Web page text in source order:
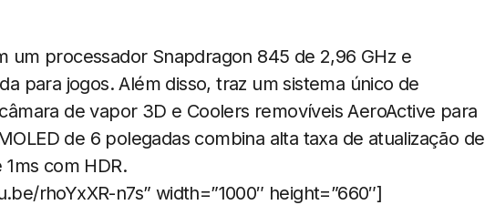
um processador Snapdragon 845 de 2,96 GHz e
para jogos. Além disso, traz um sistema único de
de vapor 3D e Coolers removíveis AeroActive para
de 6 polegadas combina alta taxa de atualização de
com HDR.
rhoYxXR-n7s” width=”1000″ height=”660″]